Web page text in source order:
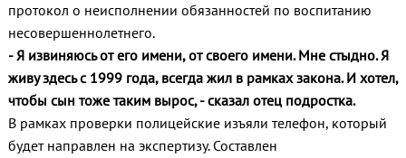
протокол о неисполнении обязанностей по воспитанию
несовершеннолетнего.
- Я извиняюсь от его имени, от своего имени. Мне стыдно. Я
живу здесь с 1999 года, всегда жил в рамках закона. И хотел,
чтобы сын тоже таким вырос, - сказал отец подростка.
В рамках проверки полицейские изъяли телефон, который
будет направлен на экспертизу. Составлен